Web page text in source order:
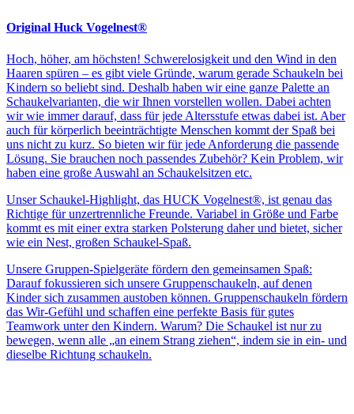
Original Huck Vogelnest®
Hoch, höher, am höchsten! Schwerelosigkeit und den Wind in den
Haaren spüren – es gibt viele Gründe, warum gerade Schaukeln bei
Kindern so beliebt sind. Deshalb haben wir eine ganze Palette an
Schaukelvarianten, die wir Ihnen vorstellen wollen. Dabei achten
wir wie immer darauf, dass für jede Altersstufe etwas dabei ist. Aber
auch für körperlich beeinträchtigte Menschen kommt der Spaß bei
uns nicht zu kurz. So bieten wir für jede Anforderung die passende
Lösung. Sie brauchen noch passendes Zubehör? Kein Problem, wir
haben eine große Auswahl an Schaukelsitzen etc.
Unser Schaukel-Highlight, das HUCK Vogelnest®, ist genau das
Richtige für unzertrennliche Freunde. Variabel in Größe und Farbe
kommt es mit einer extra starken Polsterung daher und bietet, sicher
wie ein Nest, großen Schaukel-Spaß.
Unsere Gruppen-Spielgeräte fördern den gemeinsamen Spaß:
Darauf fokussieren sich unsere Gruppenschaukeln, auf denen
Kinder sich zusammen austoben können. Gruppenschaukeln fördern
das Wir-Gefühl und schaffen eine perfekte Basis für gutes
Teamwork unter den Kindern. Warum? Die Schaukel ist nur zu
bewegen, wenn alle „an einem Strang ziehen“, indem sie in ein- und
dieselbe Richtung schaukeln.